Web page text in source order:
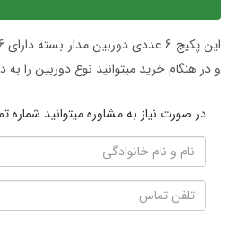
و در هنگام خرید میتوانید نوع دوربین را
در صورت نیاز به مشاوره میتوانید شماره